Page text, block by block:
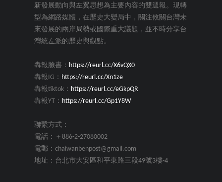
新發展動向與左翼思想為主要內容的雙週報。現轉
型為網路媒體，在歷史大變局中，關注攸關台灣未
來發展的兩岸局勢或國際重大議題，並不時分享台
灣統左派的歷史與觀點。
犇報臉書： https://reurl.cc/X6vQX0
犇報IG： https://reurl.cc/Xn1ze
犇報tiktok： https://reurl.cc/eGkpQR
犇報YT： https://reurl.cc/Gp1Y8W
聯繫方式：
電話：＋886-2-27080002
電郵：chaiwanbenpost@gmail.com
地址：台北市大安區和平東路三段49號3樓-4